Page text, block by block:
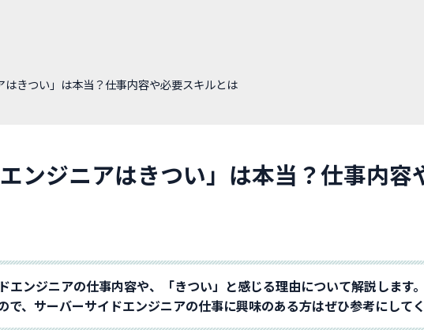
はきつい」は本当？仕事内容や必要スキルとは
エンジニアはきつい」は本当？仕事内容
エンジニアの仕事内容や、「きつい」と感じる理由について解説します
で、サーバーサイドエンジニアの仕事に興味のある方はぜひ参考にしてく